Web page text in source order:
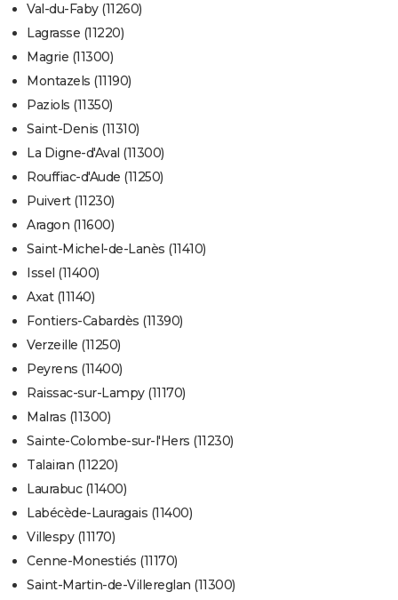
Val-du-Faby (11260)
Lagrasse (11220)
Magrie (11300)
Montazels (11190)
Paziols (11350)
Saint-Denis (11310)
La Digne-d'Aval (11300)
Rouffiac-d'Aude (11250)
Puivert (11230)
Aragon (11600)
Saint-Michel-de-Lanès (11410)
Issel (11400)
Axat (11140)
Fontiers-Cabardès (11390)
Verzeille (11250)
Peyrens (11400)
Raissac-sur-Lampy (11170)
Malras (11300)
Sainte-Colombe-sur-l'Hers (11230)
Talairan (11220)
Laurabuc (11400)
Labécède-Lauragais (11400)
Villespy (11170)
Cenne-Monestiés (11170)
Saint-Martin-de-Villereglan (11300)